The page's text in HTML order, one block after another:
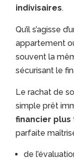
indivisaires.
Qu’il s’agisse
appartement
souvent la
sécurisant le
Le rachat de
simple prêt
financier
parfaite
de